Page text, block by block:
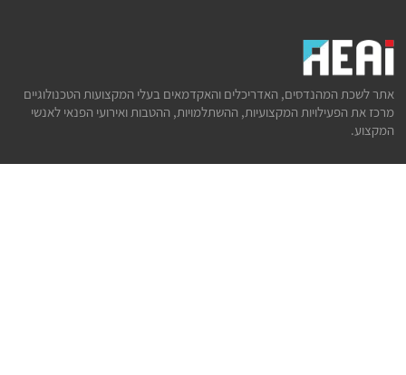
אתר לשכת המהנדסים, האדריכלים והאקדמאים בעלי המקצועות הטכנולוגיים
מרכז את הפעילויות המקצועיות, ההשתלמויות, ההטבות ואירועי הפנאי לאנשי
המקצוע.